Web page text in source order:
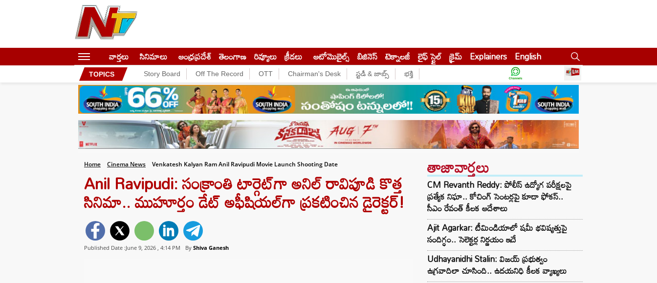
వార్తలు సినిమాలు ఆంధ్రప్రదేశ్ తెలంగాణ రివ్యూలు క్రీడలు ఆటోమొబైల్స్ బిజినెస్‌ టెక్నాలజీ లైఫ్ స్టైల్ క్రైమ్ Explainers English
TOPICS Story Board Off The Record OTT Chairman's Desk స్టడీ & జాబ్స్ భక్తి
Home Cinema News Venkatesh Kalyan Ram Anil Ravipudi Movie Launch Shooting Date
Anil Ravipudi: సంక్రాంతి టార్గెట్‌గా అనిల్ రావిపూడి కొత్త
సినిమా.. ముహూర్తం డేట్ అఫీషియల్‌గా ప్రకటించిన డైరెక్టర్!
Published Date :June 9, 2026 , 4:14 PM By Shiva Ganesh
తాజావార్తలు
CM Revanth Reddy: పోలీస్ ఉద్యోగ పరీక్షలపై
ప్రత్యేక నిఘా.. కోచింగ్ సెంటర్లపై కూడా ఫోకస్..
సీఎం రేవంత్ కీలక ఆదేశాలు
Ajit Agarkar: టీమిండియాలో షమీ భవిష్యత్తుపై
సందిగ్ధం.. సెలెక్టర్ల నిర్ణయం ఇదే
Udhayanidhi Stalin: విజయ్ ప్రభుత్వం
ఉగ్రవాదిలా చూసింది.. ఉదయనిధి కీలక వ్యాఖ్యలు